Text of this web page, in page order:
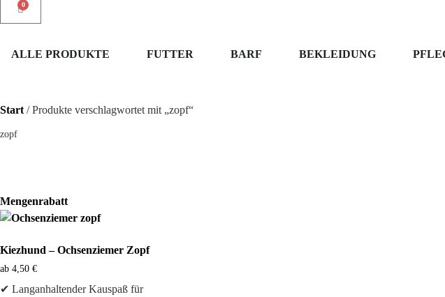
0
ALLE PRODUKTE FUTTER BARF BEKLEIDUNG
Start / Produkte verschlagwortet mit „zopf“
zopf
Mengenrabatt
Kiezhund – Ochsenziemer Zopf
ab 4,50 €
✔ Langanhaltender Kauspaß für